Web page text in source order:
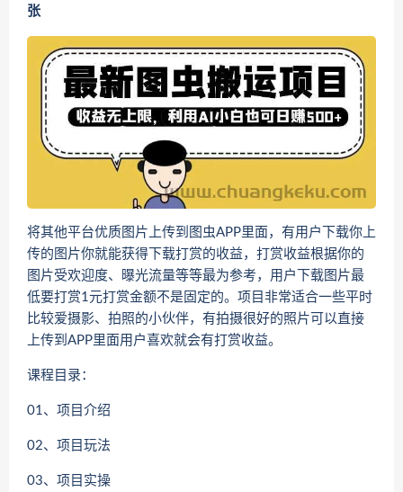
张
将其他平台优质图片上传到图虫APP里面，有用户下载你上
传的图片你就能获得下载打赏的收益，打赏收益根据你的
图片受欢迎度、曝光流量等等最为参考，用户下载图片最
低要打赏1元打赏金额不是固定的。项目非常适合一些平时
比较爱摄影、拍照的小伙伴，有拍摄很好的照片可以直接
上传到APP里面用户喜欢就会有打赏收益。
课程目录：
01、项目介绍
02、项目玩法
03、项目实操